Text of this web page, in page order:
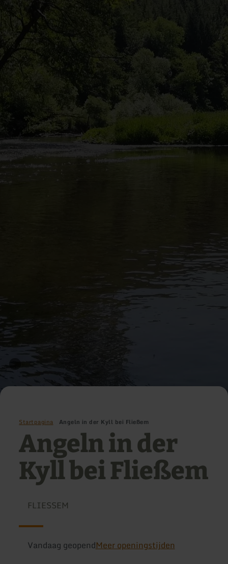
Startpagina Angeln in der Kyll bei Fließem
Angeln in der
Kyll bei Fließem
FLIESSEM
Vandaag geopendMeer openingstijden